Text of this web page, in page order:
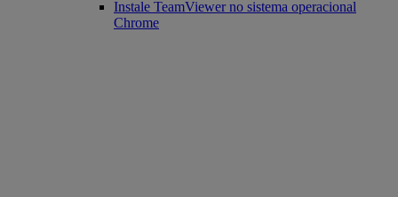
Instale TeamViewer no sistema operacional
Chrome